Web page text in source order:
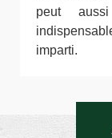
peut
imparti.